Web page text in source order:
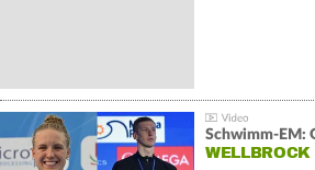
Schwimm-EM: